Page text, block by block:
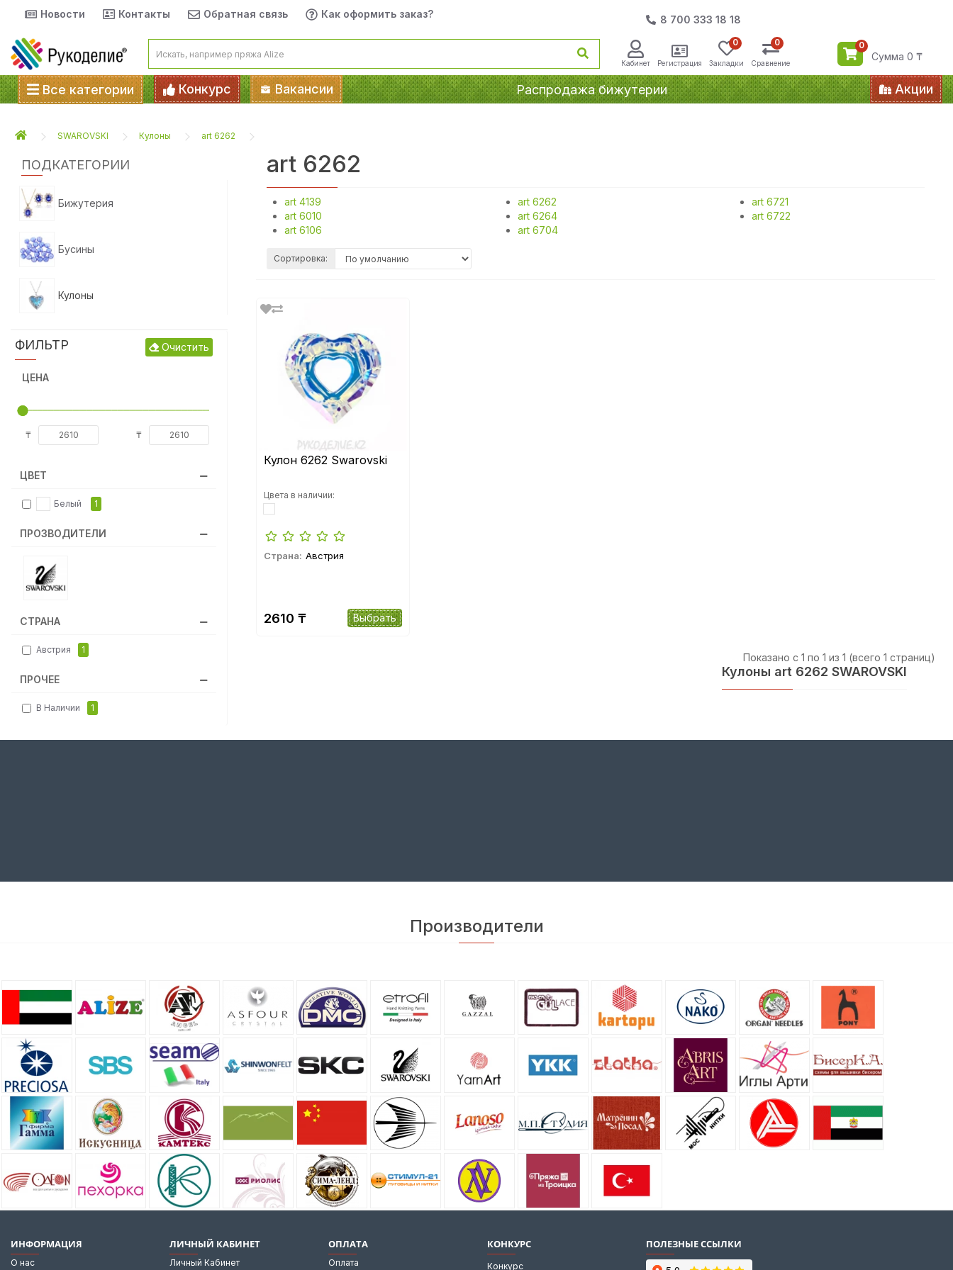
Новости Контакты Обратная связь Как оформить заказ? 8 700 333 18 18
Кабинет Регистрация Закладки
0
Сравнение
0 0
Сумма 0 ₸
Все категории Конкурс Вакансии Распродажа бижутерии Акции
SWAROVSKI Кулоны art 6262
ПОДКАТЕГОРИИ
Бижутерия
Бусины
Кулоны
PIXIE
Стразы клеевые горячей
фиксации
Стразы конусные ювелирные
Тесьма
ФИЛЬТР Очистить
ЦЕНА
₸ ₸
ЦВЕТ
Белый 1
ПРОЗВОДИТЕЛИ
СТРАНА
Австрия 1
ПРОЧЕЕ
В Наличии 1
art 6262
art 4139
art 6010
art 6106
art 6262
art 6264
art 6704
art 6721
art 6722
Сортировка:
Кулон 6262 Swarovski
Цвета в наличии:
Страна: Австрия
2610 ₸ Выбрать
Показано с 1 по 1 из 1 (всего 1 страниц)
Кулоны art 6262 SWAROVSKI
Производители
ИНФОРМАЦИЯ
О нас
ЛИЧНЫЙ КАБИНЕТ
Личный Кабинет
ОПЛАТА
Оплата
КОНКУРС
Конкурс
ПОЛЕЗНЫЕ ССЫЛКИ